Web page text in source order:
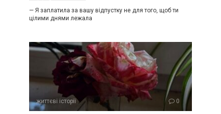
— Я заплатила за вашу відпустку не для того, щоб ти
цілими днями лежала
життєві історії 0